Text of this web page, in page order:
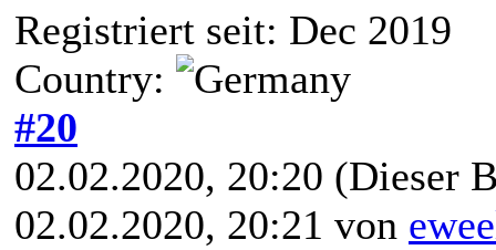
Registriert seit: Dec 2019
Country:
#20
02.02.2020, 20:20 (Dieser
02.02.2020, 20:21 von